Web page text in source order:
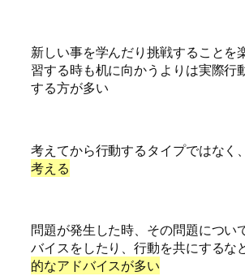
新しい事を学んだり挑戦することを
習する時も机に向かうよりは実際行
する方が多い
考えてから行動するタイプではなく
考える
問題が発生した時、その問題につい
バイスをしたり、行動を共にするな
的なアドバイスが多い